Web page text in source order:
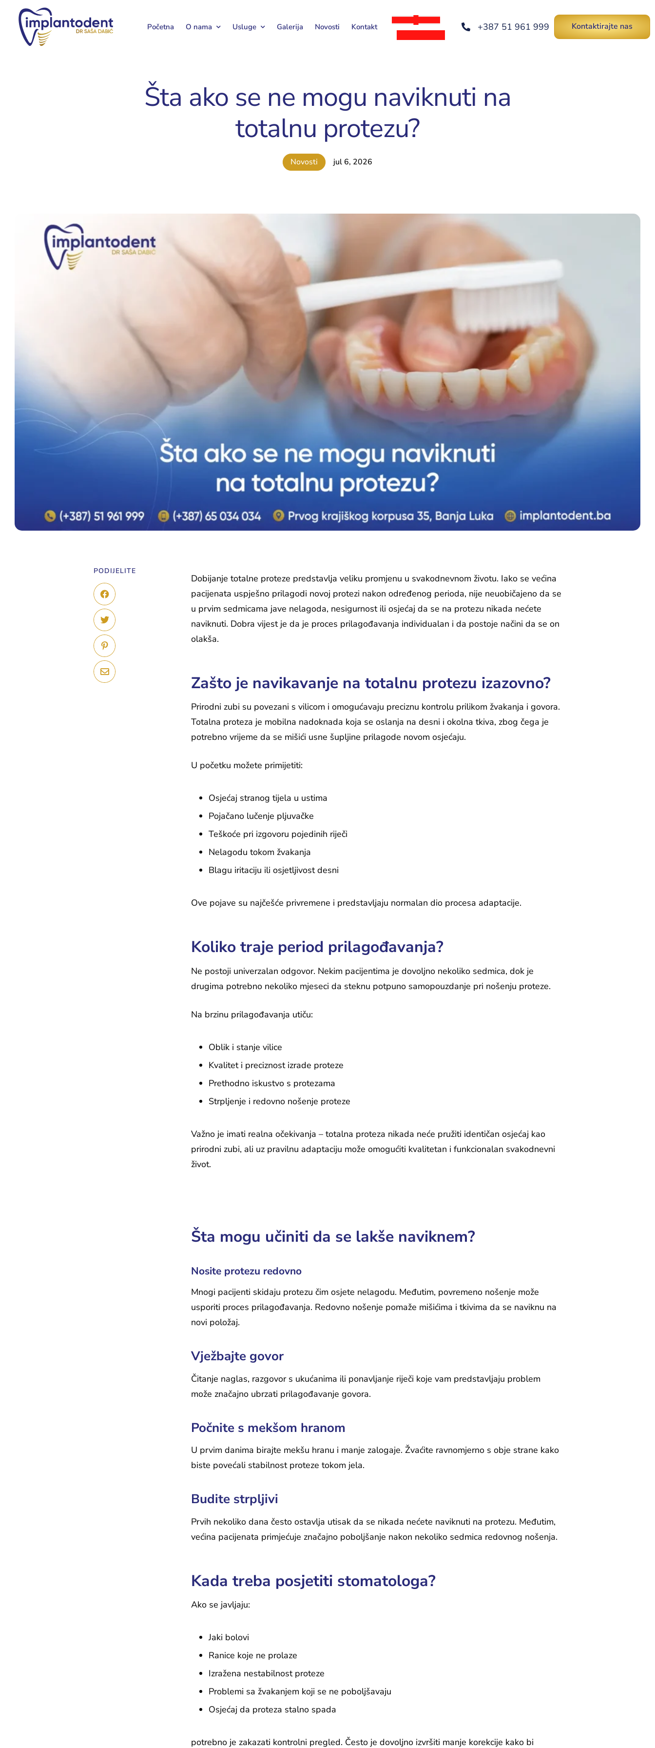
Početna O nama Usluge Galerija Novosti Kontakt +387 51 961 999 Kontaktirajte nas
Šta ako se ne mogu naviknuti na
totalnu protezu?
Novosti jul 6, 2026
PODIJELITE
Dobijanje totalne proteze predstavlja veliku promjenu u svakodnevnom životu. Iako se većina
pacijenata uspješno prilagodi novoj protezi nakon određenog perioda, nije neuobičajeno da se
u prvim sedmicama jave nelagoda, nesigurnost ili osjećaj da se na protezu nikada nećete
naviknuti. Dobra vijest je da je proces prilagođavanja individualan i da postoje načini da se on
olakša.
Zašto je navikavanje na totalnu protezu izazovno?
Prirodni zubi su povezani s vilicom i omogućavaju preciznu kontrolu prilikom žvakanja i govora.
Totalna proteza je mobilna nadoknada koja se oslanja na desni i okolna tkiva, zbog čega je
potrebno vrijeme da se mišići usne šupljine prilagode novom osjećaju.
U početku možete primijetiti:
Osjećaj stranog tijela u ustima
Pojačano lučenje pljuvačke
Teškoće pri izgovoru pojedinih riječi
Nelagodu tokom žvakanja
Blagu iritaciju ili osjetljivost desni
Ove pojave su najčešće privremene i predstavljaju normalan dio procesa adaptacije.
Koliko traje period prilagođavanja?
Ne postoji univerzalan odgovor. Nekim pacijentima je dovoljno nekoliko sedmica, dok je
drugima potrebno nekoliko mjeseci da steknu potpuno samopouzdanje pri nošenju proteze.
Na brzinu prilagođavanja utiču:
Oblik i stanje vilice
Kvalitet i preciznost izrade proteze
Prethodno iskustvo s protezama
Strpljenje i redovno nošenje proteze
Važno je imati realna očekivanja – totalna proteza nikada neće pružiti identičan osjećaj kao
prirodni zubi, ali uz pravilnu adaptaciju može omogućiti kvalitetan i funkcionalan svakodnevni
život.
Šta mogu učiniti da se lakše naviknem?
Nosite protezu redovno
Mnogi pacijenti skidaju protezu čim osjete nelagodu. Međutim, povremeno nošenje može
usporiti proces prilagođavanja. Redovno nošenje pomaže mišićima i tkivima da se naviknu na
novi položaj.
Vježbajte govor
Čitanje naglas, razgovor s ukućanima ili ponavljanje riječi koje vam predstavljaju problem
može značajno ubrzati prilagođavanje govora.
Počnite s mekšom hranom
U prvim danima birajte mekšu hranu i manje zalogaje. Žvaćite ravnomjerno s obje strane kako
biste povećali stabilnost proteze tokom jela.
Budite strpljivi
Prvih nekoliko dana često ostavlja utisak da se nikada nećete naviknuti na protezu. Međutim,
većina pacijenata primjećuje značajno poboljšanje nakon nekoliko sedmica redovnog nošenja.
Kada treba posjetiti stomatologa?
Ako se javljaju:
Jaki bolovi
Ranice koje ne prolaze
Izražena nestabilnost proteze
Problemi sa žvakanjem koji se ne poboljšavaju
Osjećaj da proteza stalno spada
potrebno je zakazati kontrolni pregled. Često je dovoljno izvršiti manje korekcije kako bi